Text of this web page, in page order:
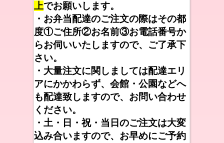
上でお願いします。
・お弁当配達のご注文の際はその都
度①ご住所②お名前③お電話番号か
らお伺いいたしますので、ご了承下
さい。
・大量注文に関しましては配達エリ
アにかかわらず、会館・公園などへ
も配達致しますので、お問い合わせ
ください。
・土・日・祝・当日のご注文は大変
込み合いますので、お早めにご予約